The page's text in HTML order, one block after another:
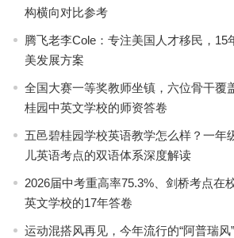
构横向对比参考
腾飞老李Cole：专注美国人才移民，15
美发展方案
全国大赛一等奖教师坐镇，六位骨干覆
桂园中英文学校的师资答卷
五邑碧桂园学校英语教学怎么样？一年
儿英语考点的双语体系深度解读
2026届中考重高率75.3%、剑桥考点在
英文学校的17年答卷
运动混搭风再见，今年流行的“阿普瑞风